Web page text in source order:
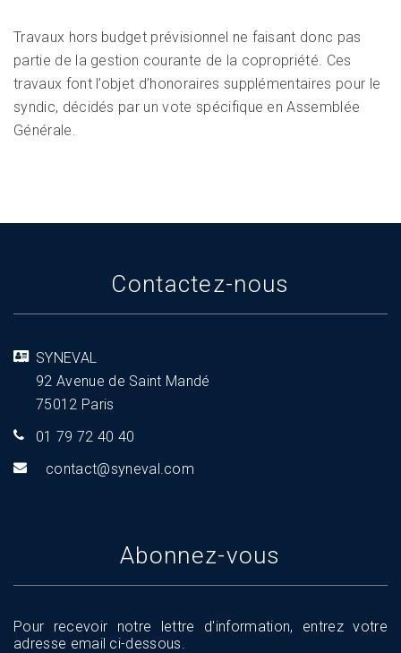
Travaux hors budget prévisionnel ne faisant donc pas
partie de la gestion courante de la copropriété. Ces
travaux font l’objet d’honoraires supplémentaires pour le
syndic, décidés par un vote spécifique en Assemblée
Générale.
Contactez-nous
SYNEVAL
92 Avenue de Saint Mandé
75012 Paris
01 79 72 40 40
moc.l
aveny
s@tca
tnoc
Abonnez-vous
Pour recevoir notre lettre d'information, entrez votre
adresse email ci-dessous.